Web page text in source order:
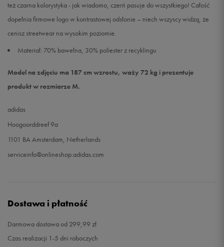
też czarna kolorystyka - jak wiadomo, czerń pasuje do wszystkiego! Całość
dopełnia firmowe logo w kontrastowej odsłonie – niech wszyscy widzą, że
cenisz streetwear na wysokim poziomie.
Materiał: 70% bawełna, 30% poliester z recyklingu
Model na zdjęciu ma 187 cm wzrostu, waży 72 kg i prezentuje
produkt w rozmiarze M.
adidas
Hoogoorddreef 9a
1101 BA Amsterdam, Netherlands
serviceinfo@onlineshop.adidas.com
Dostawa i płatność
Darmowa dostawa od 299,99 zł
Czas realizacji 1-5 dni roboczych